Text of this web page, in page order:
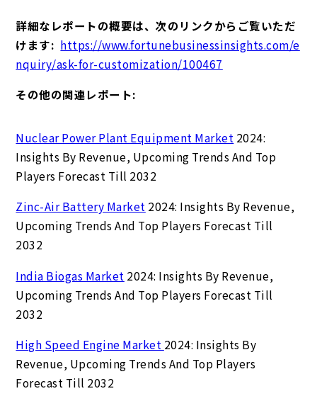
詳細なレポートの概要は、次のリンクからご覧いただ
けます: https://www.fortunebusinessinsights.com/e
nquiry/ask-for-customization/100467
その他の関連レポート:
Nuclear Power Plant Equipment Market 2024:
Insights By Revenue, Upcoming Trends And Top
Players Forecast Till 2032
Zinc-Air Battery Market 2024: Insights By Revenue,
Upcoming Trends And Top Players Forecast Till
2032
India Biogas Market 2024: Insights By Revenue,
Upcoming Trends And Top Players Forecast Till
2032
High Speed Engine Market 2024: Insights By
Revenue, Upcoming Trends And Top Players
Forecast Till 2032